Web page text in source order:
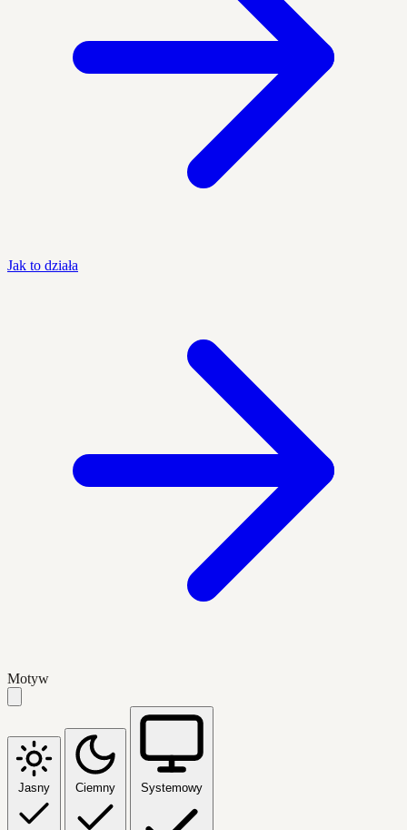
Jak to działa
Motyw
Jasny Ciemny Systemowy